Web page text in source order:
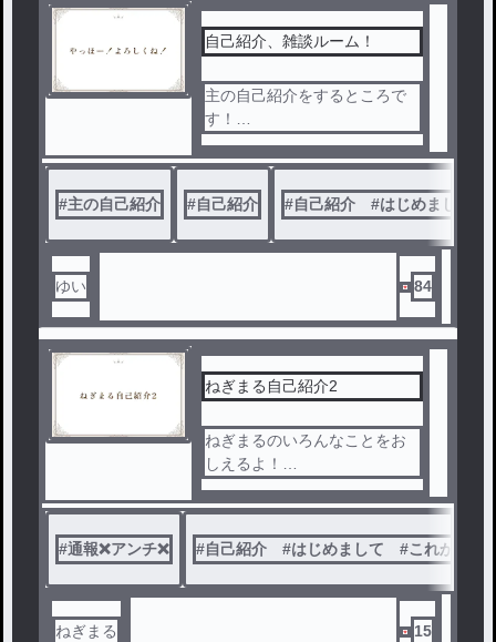
自己紹介、雑談ルーム！
主の自己紹介をするところで
す！
何かあればコメントへ！
他にも、雑談など、自由に話
す場所にしたいと思っていま
す！
#主の自己紹介 #自己紹介 #自己紹介 #はじめまして #
ゆい 84
ねぎまる自己紹介2
ねぎまるのいろんなことをお
しえるよ！
知りたい事があったらコメン
トで言ってね
#通報❌アンチ❌ #自己紹介 #はじめまして #これからよ
ねぎまる 15